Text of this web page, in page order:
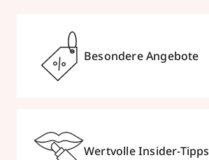
Besondere Angebote
Wertvolle Insider-Tipps